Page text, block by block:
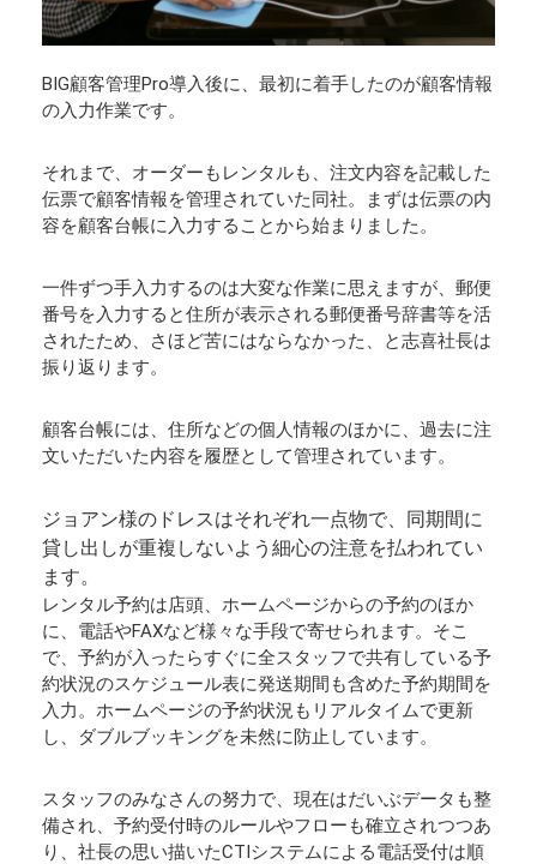
BIG顧客管理Pro導入後に、最初に着手したのが顧客情報
の入力作業です。
それまで、オーダーもレンタルも、注文内容を記載した
伝票で顧客情報を管理されていた同社。まずは伝票の内
容を顧客台帳に入力することから始まりました。
一件ずつ手入力するのは大変な作業に思えますが、郵便
番号を入力すると住所が表示される郵便番号辞書等を活
されたため、さほど苦にはならなかった、と志喜社長は
振り返ります。
顧客台帳には、住所などの個人情報のほかに、過去に注
文いただいた内容を履歴として管理されています。
ジョアン様のドレスはそれぞれ一点物で、同期間に
貸し出しが重複しないよう細心の注意を払われてい
ます。
レンタル予約は店頭、ホームページからの予約のほか
に、電話やFAXなど様々な手段で寄せられます。そこ
で、予約が入ったらすぐに全スタッフで共有している予
約状況のスケジュール表に発送期間も含めた予約期間を
入力。ホームページの予約状況もリアルタイムで更新
し、ダブルブッキングを未然に防止しています。
スタッフのみなさんの努力で、現在はだいぶデータも整
備され、予約受付時のルールやフローも確立されつつあ
り、社長の思い描いたCTIシステムによる電話受付は順